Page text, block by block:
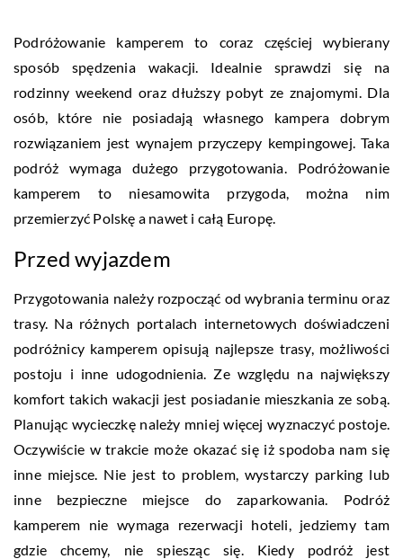
Podróżowanie kamperem to coraz częściej wybierany
sposób spędzenia wakacji. Idealnie sprawdzi się na
rodzinny weekend oraz dłuższy pobyt ze znajomymi. Dla
osób, które nie posiadają własnego kampera dobrym
rozwiązaniem jest wynajem przyczepy kempingowej. Taka
podróż wymaga dużego przygotowania. Podróżowanie
kamperem to niesamowita przygoda, można nim
przemierzyć Polskę a nawet i całą Europę.
Przed wyjazdem
Przygotowania należy rozpocząć od wybrania terminu oraz
trasy. Na różnych portalach internetowych doświadczeni
podróżnicy kamperem opisują najlepsze trasy, możliwości
postoju i inne udogodnienia. Ze względu na największy
komfort takich wakacji jest posiadanie mieszkania ze sobą.
Planując wycieczkę należy mniej więcej wyznaczyć postoje.
Oczywiście w trakcie może okazać się iż spodoba nam się
inne miejsce. Nie jest to problem, wystarczy parking lub
inne bezpieczne miejsce do zaparkowania. Podróż
kamperem nie wymaga rezerwacji hoteli, jedziemy tam
gdzie chcemy, nie spiesząc się. Kiedy podróż jest